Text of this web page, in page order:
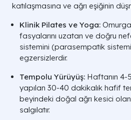
katılaşmasına ve ağrı eşiğinin
Klinik Pilates ve Yoga:
fasyalarını uzatan ve doğru
sistemini (parasempatik
egzersizlerdir.
Tempolu Yürüyüş: Haftanın 4-
yapılan 30-40 dakikalık hafif
beyindeki doğal ağrı kesici
salgılatır.